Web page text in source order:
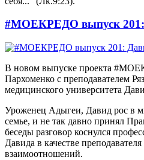
#МОЕКРЕДО выпуск 201:
В новом выпуске проекта
Пархоменко с преподавателем
медицинского университета
Уроженец Адыгеи, Давид рос в
семье, и не так давно принял
беседы разговор коснулся
Давида в качестве
взаимоотношений.